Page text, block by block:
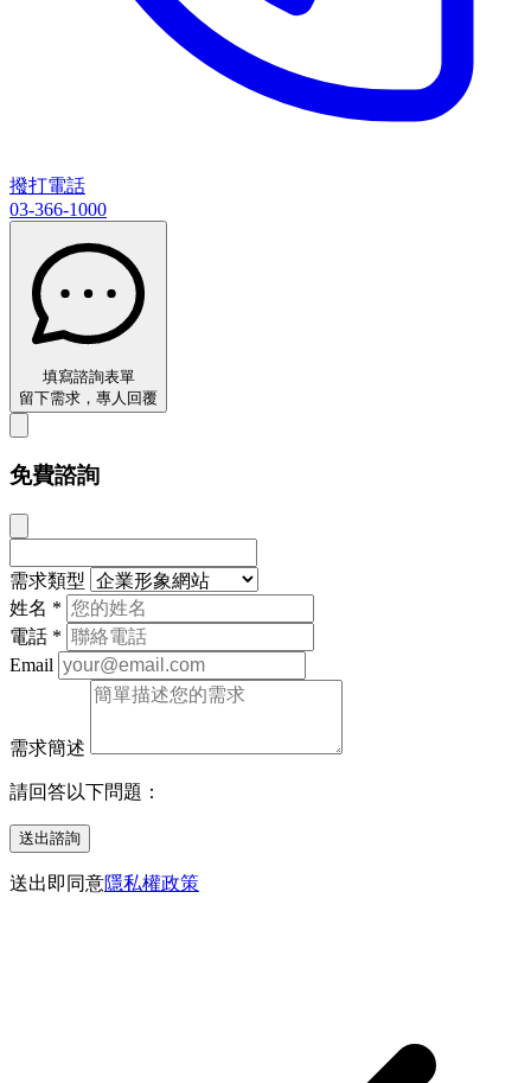
撥打電話
03-366-1000
填寫諮詢表單
留下需求，專人回覆
免費諮詢
需求類型
姓名 *
電話 *
Email
需求簡述
請回答以下問題：
送出諮詢
送出即同意隱私權政策